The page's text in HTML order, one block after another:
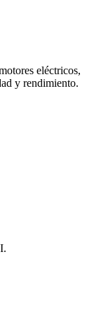
eléctricos,
y rendimiento.